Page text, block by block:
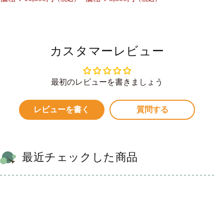
カスタマーレビュー
最初のレビューを書きましょう
レビューを書く 質問する
最近チェックした商品